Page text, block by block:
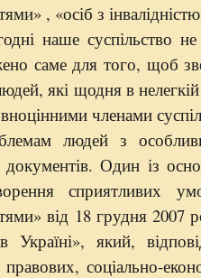
, «осіб з
наше суспільство
саме для того, щоб
які щодня в
членами
людей з
документів. Один із
сприятливих
від 18 грудня 2007
в Україні», який,
правових, соціально-